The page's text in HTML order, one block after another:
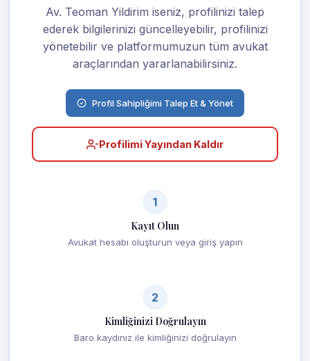
Av. Teoman Yildirim iseniz, profilinizi talep
ederek bilgilerinizi güncelleyebilir, profilinizi
yönetebilir ve platformumuzun tüm avukat
araçlarından yararlanabilirsiniz.
Profil Sahipliğimi Talep Et & Yönet
Profilimi Yayından Kaldır
1
Kayıt Olun
Avukat hesabı oluşturun veya giriş yapın
2
Kimliğinizi Doğrulayın
Baro kaydınız ile kimliğinizi doğrulayın